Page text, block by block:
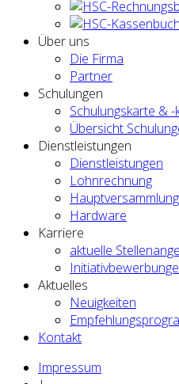
Über uns
Die Firma
Partner
Schulungen
Schulungskarte &
Übersicht
Dienstleistungen
Dienstleistungen
Lohnrechnung
Hardware
Karriere
aktuelle
Aktuelles
Neuigkeiten
Kontakt
Impressum